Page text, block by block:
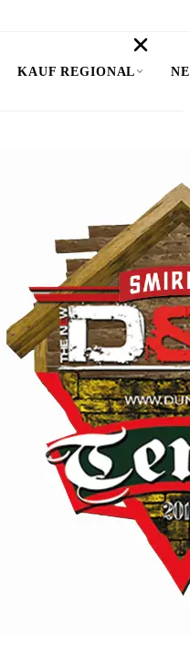
KAUF REGIONAL